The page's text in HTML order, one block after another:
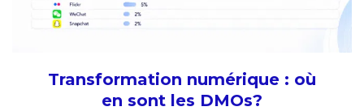
Transformation numérique : où
en sont les DMOs?